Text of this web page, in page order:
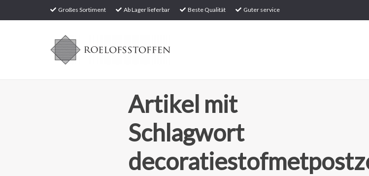
Großes Sortiment Ab Lager lieferbar Beste Qualität Guter service
Artikel mit
Schlagwort